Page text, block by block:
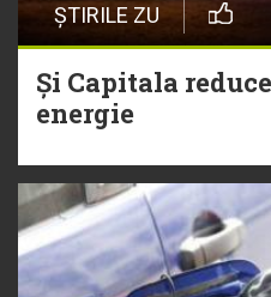
ȘTIRILE ZU
Și Capitala
energie